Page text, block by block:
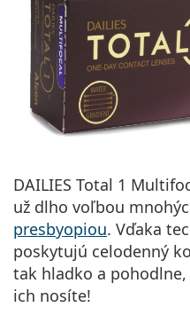
DAILIES Total 1
už dlho voľbou
presbyopiou. Vďaka
poskytujú celodenný
tak hladko a
ich nosíte!